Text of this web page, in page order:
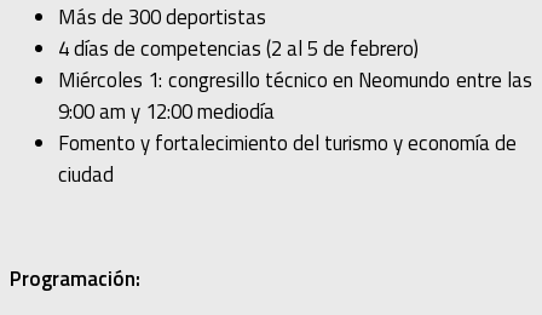
Más de 300 deportistas
4 días de competencias (2 al 5 de febrero)
Miércoles 1: congresillo técnico en Neomundo entre las
9:00 am y 12:00 mediodía
Fomento y fortalecimiento del turismo y economía de
ciudad
Programación: